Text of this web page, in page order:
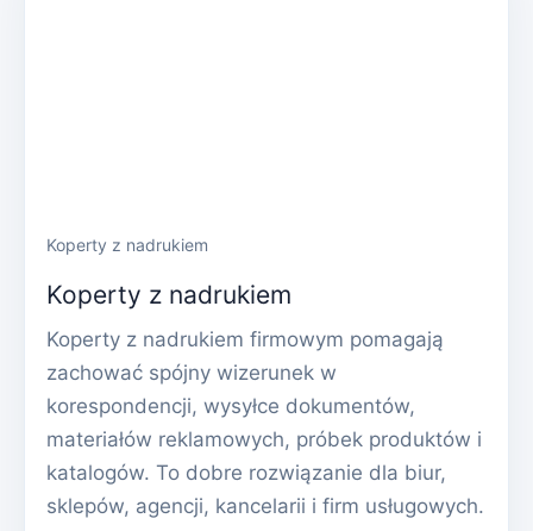
Koperty z nadrukiem
Koperty z nadrukiem
Koperty z nadrukiem firmowym pomagają
zachować spójny wizerunek w
korespondencji, wysyłce dokumentów,
materiałów reklamowych, próbek produktów i
katalogów. To dobre rozwiązanie dla biur,
sklepów, agencji, kancelarii i firm usługowych.